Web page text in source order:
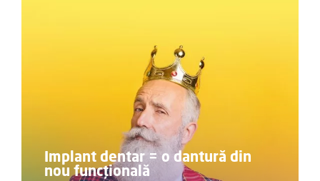
Implant dentar = o dantură din
nou funcțională